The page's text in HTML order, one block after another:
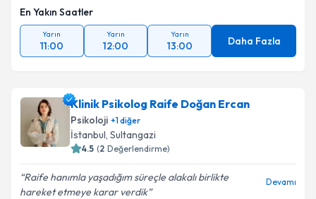
En Yakın Saatler
Yarın
11:00
Yarın
12:00
Yarın
13:00 Daha Fazla
Klinik Psikolog Raife Doğan Ercan
Psikoloji +1diğer
İstanbul, Sultangazi
4.5 (2 Değerlendirme)
Raife hanımla yaşadığım süreçle alakalı birlikte
hareket etmeye karar verdik
Devamı